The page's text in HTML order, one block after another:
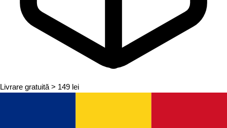
Livrare gratuită > 149 lei